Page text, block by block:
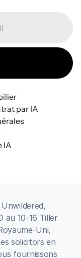
par IA
IA
au 10-16 Tiller
Uni,
solicitors en
fournissons